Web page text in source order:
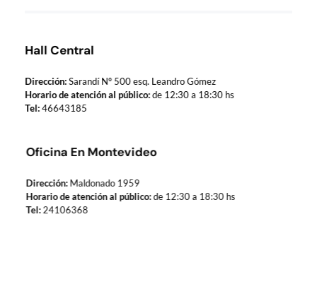
Hall Central
Dirección:Sarandí Nº 500 esq. Leandro Gómez
Horario de atención al público:de 12:30 a 18:30 hs
Tel:46643185
Oficina En Montevideo
Dirección:Maldonado 1959
Horario de atención al público:de 12:30 a 18:30 hs
Tel:24106368